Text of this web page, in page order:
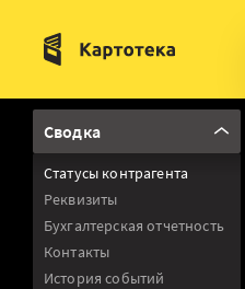
Сводка
Статусы контрагента
Реквизиты
Бухгалтерская отчетность
Контакты
История событий